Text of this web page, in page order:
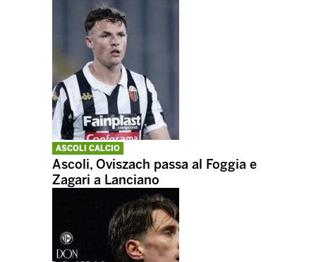
ASCOLI CALCIO
Ascoli, Oviszach passa al Foggia e
Zagari a Lanciano